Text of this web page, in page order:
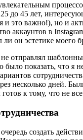
до 45 лет,
и это важно!), но и
аккаунтов в
он эстетике моего
отправлял
показать, что
несколько дней.
к тому, что не
создать